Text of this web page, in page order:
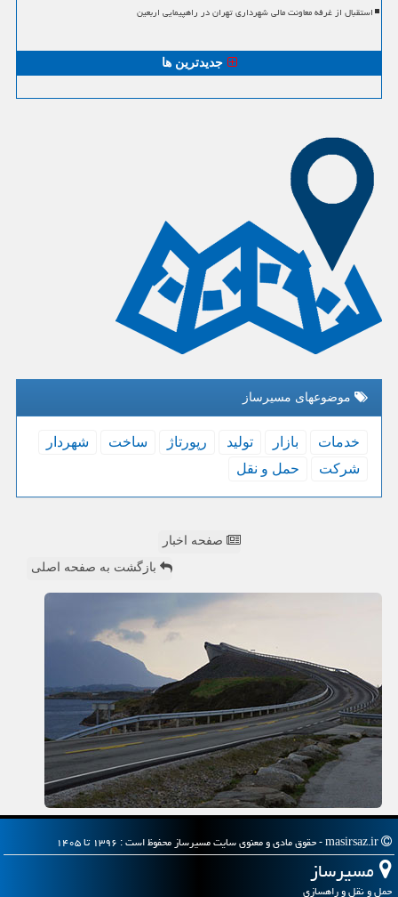
استقبال از غرفه معاونت مالی شهرداری تهران در راهپیمایی اربعین
جدیدترین ها
موضوعهای مسیرساز
خدمات بازار تولید رپورتاژ ساخت
شهردار
شركت
حمل و نقل
صفحه اخبار
بازگشت به صفحه اصلی
مسیرساز
حمل و نقل و راهسازی